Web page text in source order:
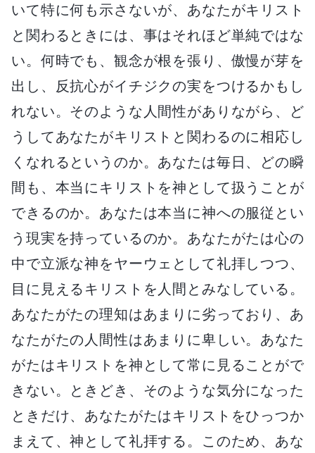
いて特に何も示さないが、あなたがキリスト
と関わるときには、事はそれほど単純ではな
い。何時でも、観念が根を張り、傲慢が芽を
出し、反抗心がイチジクの実をつけるかもし
れない。そのような人間性がありながら、ど
うしてあなたがキリストと関わるのに相応し
くなれるというのか。あなたは毎日、どの瞬
間も、本当にキリストを神として扱うことが
できるのか。あなたは本当に神への服従とい
う現実を持っているのか。あなたがたは心の
中で立派な神をヤーウェとして礼拝しつつ、
目に見えるキリストを人間とみなしている。
あなたがたの理知はあまりに劣っており、あ
なたがたの人間性はあまりに卑しい。あなた
がたはキリストを神として常に見ることがで
きない。ときどき、そのような気分になった
ときだけ、あなたがたはキリストをひっつか
まえて、神として礼拝する。このため、あな